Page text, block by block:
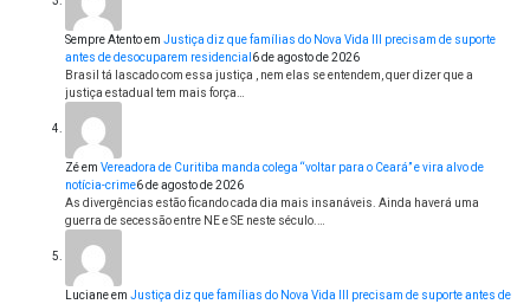
Sempre Atentoem Justiça diz que famílias do Nova Vida III precisam de suporte
antes de desocuparem residencial 6 de agosto de 2026
Brasil tá lascado com essa justiça , nem elas se entendem, quer dizer que a
justiça estadual tem mais força…
Zéem Vereadora de Curitiba manda colega “voltar para o Ceará” e vira alvo de
notícia-crime6 de agosto de 2026
As divergências estão ficando cada dia mais insanáveis. Ainda haverá uma
guerra de secessão entre NE e SE neste século.…
Lucianeem Justiça diz que famílias do Nova Vida III precisam de suporte antes de